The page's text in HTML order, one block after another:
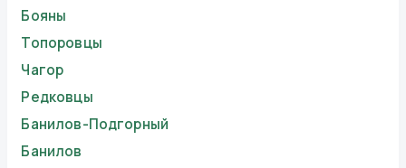
Бояны
Топоровцы
Чагор
Редковцы
Банилов-Подгорный
Банилов